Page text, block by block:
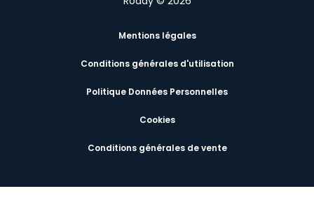
Mentions légales
Conditions générales d'utilisation
Politique Données Personnelles
Cookies
Conditions générales de vente